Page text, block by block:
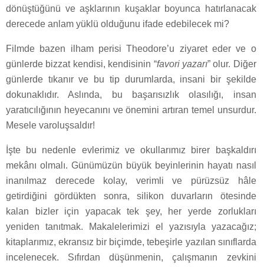
dönüştüğünü ve aşklarının kuşaklar boyunca hatırlanacak
derecede anlam yüklü olduğunu ifade edebilecek mi?
Filmde bazen ilham perisi Theodore’u ziyaret eder ve o
günlerde bizzat kendisi, kendisinin “favori yazarı” olur. Diğer
günlerde tıkanır ve bu tip durumlarda, insani bir şekilde
dokunaklıdır. Aslında, bu başarısızlık olasılığı, insan
yaratıcılığının heyecanını ve önemini artıran temel unsurdur.
Mesele varoluşsaldır!
İşte bu nedenle evlerimiz ve okullarımız birer başkaldırı
mekânı olmalı. Günümüzün büyük beyinlerinin hayatı nasıl
inanılmaz derecede kolay, verimli ve pürüzsüz hâle
getirdiğini gördükten sonra, silikon duvarların ötesinde
kalan bizler için yapacak tek şey, her yerde zorlukları
yeniden tanıtmak. Makalelerimizi el yazısıyla yazacağız;
kitaplarımız, ekransız bir biçimde, tebeşirle yazılan sınıflarda
incelenecek. Sıfırdan düşünmenin, çalışmanın zevkini